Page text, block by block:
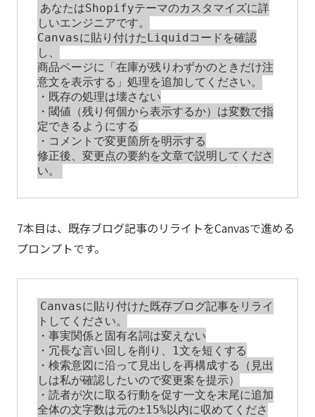
あなたはShopifyテーマのカスタマイズに詳
しいエンジニアです。
Canvasに貼り付けたLiquidコードを確認
し、
商品ページに「在庫が残りわずかのときだけ注
意文を表示する」処理を追加してください。
・既存の処理は壊さない
・閾値（残り何個から表示するか）は変数で指
定できるようにする
・コメントで変更箇所を明示する
修正後、変更点の要約を文章で説明してくださ
7本目は、既存ブログ記事のリライトをCanvasで進める
プロンプトです。
Canvasに貼り付けた既存ブログ記事をリライ
トしてください。
・事実関係と固有名詞は変えない
・冗長な言い回しを削り、1文を短くする
・検索意図に沿って見出しを再構成する（見出
しは私が確認したいので変更案を提示）
・読者が次に取る行動を促す一文を末尾に追加
全体の文字数は元の±15%以内に収めてくださ